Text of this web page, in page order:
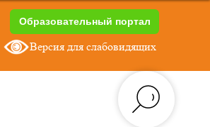
Образовательный портал
Версия для слабовидящих